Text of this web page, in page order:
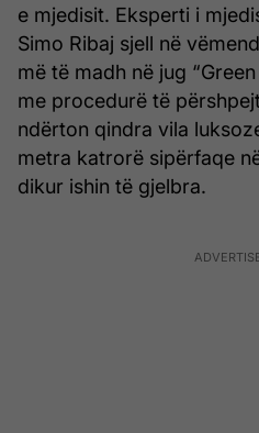
e mjedisit. Eksperti i
Simo Ribaj sjell në
më të madh në jug
me procedurë të
ndërton qindra vila
metra katrorë sipërfaqe
dikur ishin të gjelbra.